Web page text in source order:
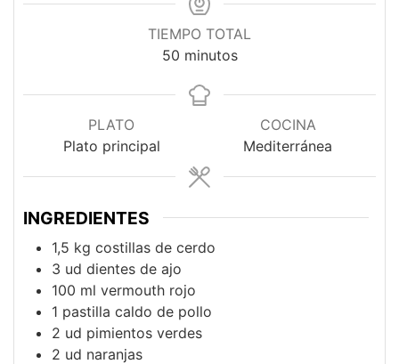
TIEMPO TOTAL
50minutos
minutos
PLATO
Plato principal
COCINA
Mediterránea
INGREDIENTES
1,5 kg costillas de cerdo
3 ud dientes de ajo
100 ml vermouth rojo
1 pastilla caldo de pollo
2 ud pimientos verdes
2 ud naranjas